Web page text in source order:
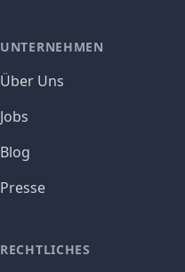
UNTERNEHMEN
Über Uns
Jobs
Blog
Presse
RECHTLICHES